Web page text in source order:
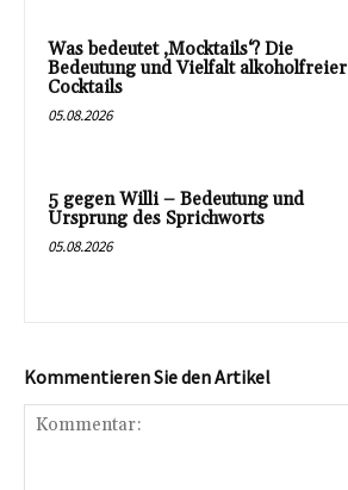
Was bedeutet ‚Mocktails‘? Die
Bedeutung und Vielfalt alkoholfreier
Cocktails
05.08.2026
5 gegen Willi – Bedeutung und
Ursprung des Sprichworts
05.08.2026
Kommentieren Sie den Artikel